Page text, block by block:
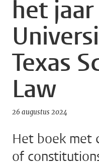
het
Texas
Law
26 augustus 2024
Het boek met
of